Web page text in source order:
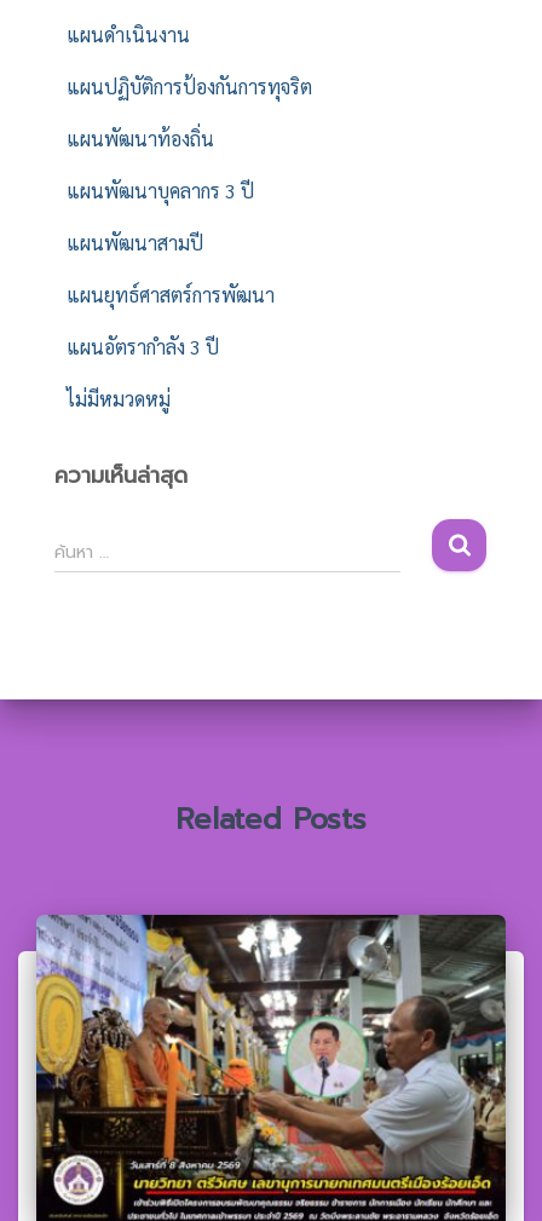
แผนดำเนินงาน
แผนปฏิบัติการป้องกันการทุจริต
แผนพัฒนาท้องถิ่น
แผนพัฒนาบุคลากร 3 ปี
แผนพัฒนาสามปี
แผนยุทธ์ศาสตร์การพัฒนา
แผนอัตรากำลัง 3 ปี
ไม่มีหมวดหมู่
ความเห็นล่าสุด
ค้
น
ห
ค้นหา …
Related Posts